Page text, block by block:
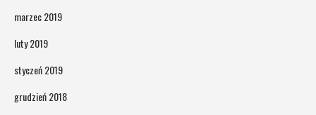
marzec 2019
luty 2019
styczeń 2019
grudzień 2018